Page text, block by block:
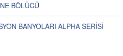
BÖLÜCÜ
BANYOLARI ALPHA SERİSİ